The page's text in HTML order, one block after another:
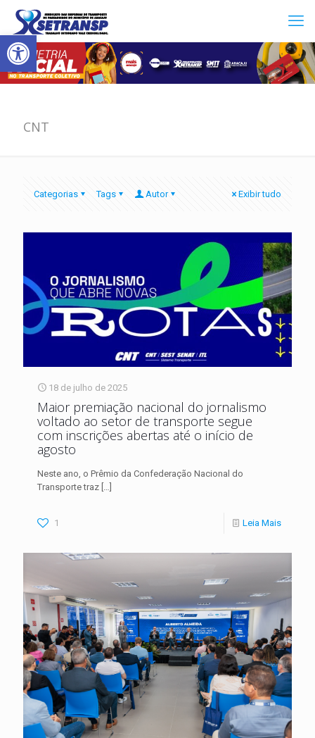
Abrir a barra de ferramentas
CNT
Categorias Tags Autor Exibir tudo
18 de julho de 2025
Maior premiação nacional do jornalismo
voltado ao setor de transporte segue
com inscrições abertas até o início de
agosto
Neste ano, o Prêmio da Confederação Nacional do
Transporte traz […]
1 Leia Mais